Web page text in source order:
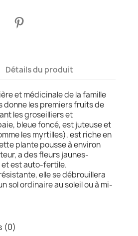
Détails du produit
et médicinale de la famille
donne les premiers fruits de
les groseilliers et
bleue foncé, est juteuse et
les myrtilles), est riche en
plante pousse à environ
a des fleurs jaunes-
et est auto-fertile.
elle se débrouillera
sol ordinaire au soleil ou à mi-
(0)